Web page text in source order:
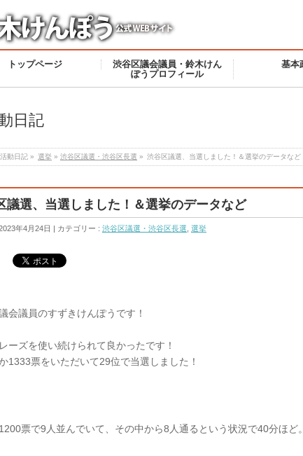
トップページ
渋谷区議会議員・鈴木けん
ぽうプロフィール
基本
日記
活動日記 » 選挙 » 渋谷区議選・渋谷区長選 » 渋谷区議選、当選しました！＆選挙のデータなど
議選、当選しました！＆選挙のデータなど
年4月24日 | カテゴリー : 渋谷区議選・渋谷区長選 選挙
会議員のすずきけんぽうです！
ーズを使い続けられて良かったです！
1333票をいただいて29位で当選しました！
票で9人並んでいて、その中から8人通るという状況で40分ほど